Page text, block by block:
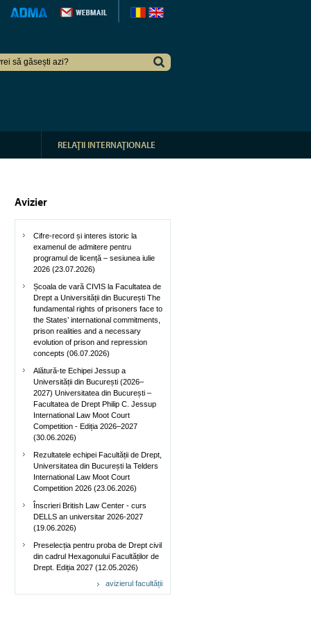
RELAŢII INTERNAŢIONALE
Avizier
Cifre-record și interes istoric la
examenul de admitere pentru
programul de licență – sesiunea iulie
2026 (23.07.2026)
Școala de vară CIVIS la Facultatea de
Drept a Universității din București The
fundamental rights of prisoners face to
the States’ international commitments,
prison realities and a necessary
evolution of prison and repression
concepts (06.07.2026)
Alătură-te Echipei Jessup a
Universității din București (2026–
2027) Universitatea din București –
Facultatea de Drept Philip C. Jessup
International Law Moot Court
Competition - Ediția 2026–2027
(30.06.2026)
Rezultatele echipei Facultății de Drept,
Universitatea din București la Telders
International Law Moot Court
Competition 2026 (23.06.2026)
Înscrieri British Law Center - curs
DELLS an universitar 2026-2027
(19.06.2026)
Preselecția pentru proba de Drept civil
din cadrul Hexagonului Facultăților de
Drept. Ediția 2027 (12.05.2026)
avizierul facultății